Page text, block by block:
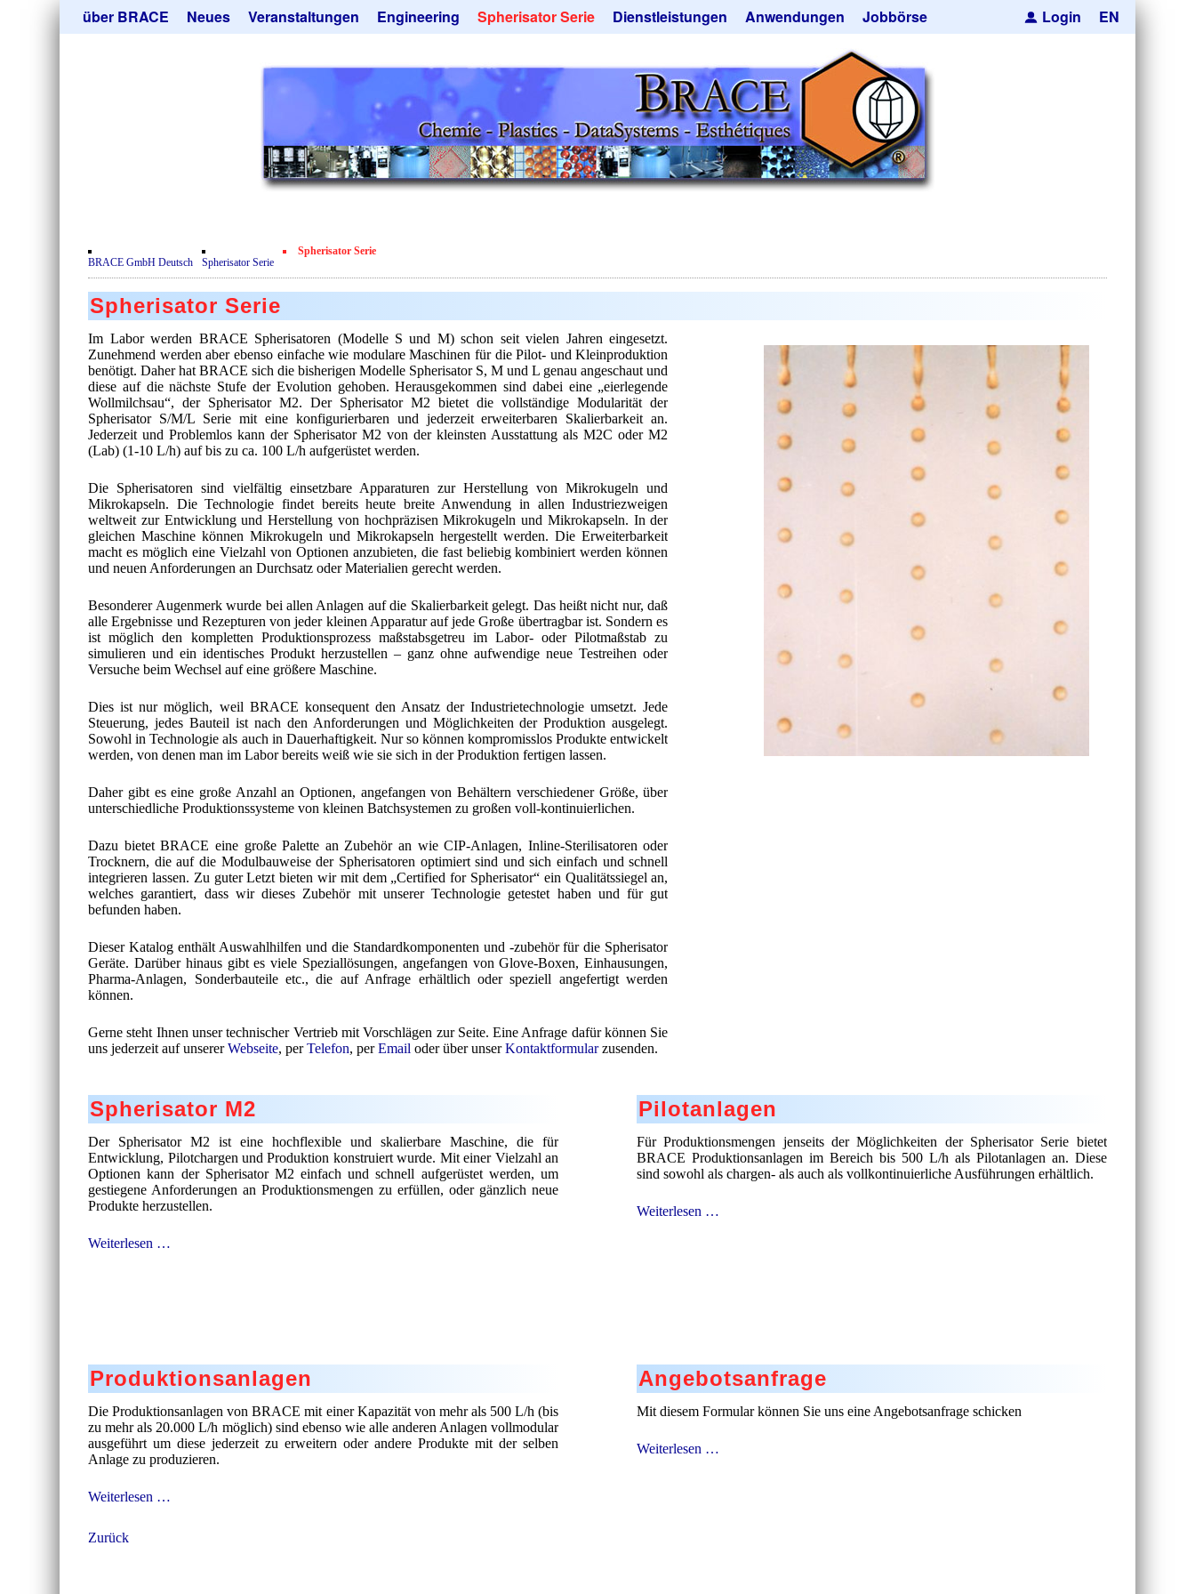
Navigation
überspringen
über BRACE
Kontakt
Neues Veranstaltungen Engineering
Heizkammern
Trockner
Sortieranlagen
Gebrauchte Maschinen - Angebote
Spherisator Serie
Pilotanlagen
Produktionsanlagen
Angebotsanfrage
Dienstleistungen
Mikrokapseln
Mikroverkapselung
Lohnfertigung
Mietanlagen
Anwendungen
Emulgatoren
Geschmacksmaskierung
Instant Kugeln
Katalysatorträger
Jobbörse Login EN
BRACE GmbH Deutsch Spherisator Serie
Spherisator Serie
Spherisator Serie
Im Labor werden BRACE Spherisatoren (Modelle S und M) schon seit vielen Jahren eingesetzt.
Zunehmend werden aber ebenso einfache wie modulare Maschinen für die Pilot- und Kleinproduktion
benötigt. Daher hat BRACE sich die bisherigen Modelle Spherisator S, M und L genau angeschaut und
diese auf die nächste Stufe der Evolution gehoben. Herausgekommen sind dabei eine „eierlegende
Wollmilchsau“, der Spherisator M2. Der Spherisator M2 bietet die vollständige Modularität der
Spherisator S/M/L Serie mit eine konfigurierbaren und jederzeit erweiterbaren Skalierbarkeit an.
Jederzeit und Problemlos kann der Spherisator M2 von der kleinsten Ausstattung als M2C oder M2
(Lab) (1-10 L/h) auf bis zu ca. 100 L/h aufgerüstet werden.
Die Spherisatoren sind vielfältig einsetzbare Apparaturen zur Herstellung von Mikrokugeln und
Mikrokapseln. Die Technologie findet bereits heute breite Anwendung in allen Industriezweigen
weltweit zur Entwicklung und Herstellung von hochpräzisen Mikrokugeln und Mikrokapseln. In der
gleichen Maschine können Mikrokugeln und Mikrokapseln hergestellt werden. Die Erweiterbarkeit
macht es möglich eine Vielzahl von Optionen anzubieten, die fast beliebig kombiniert werden können
und neuen Anforderungen an Durchsatz oder Materialien gerecht werden.
Besonderer Augenmerk wurde bei allen Anlagen auf die Skalierbarkeit gelegt. Das heißt nicht nur, daß
alle Ergebnisse und Rezepturen von jeder kleinen Apparatur auf jede Große übertragbar ist. Sondern es
ist möglich den kompletten Produktionsprozess maßstabsgetreu im Labor- oder Pilotmaßstab zu
simulieren und ein identisches Produkt herzustellen – ganz ohne aufwendige neue Testreihen oder
Versuche beim Wechsel auf eine größere Maschine.
Dies ist nur möglich, weil BRACE konsequent den Ansatz der Industrietechnologie umsetzt. Jede
Steuerung, jedes Bauteil ist nach den Anforderungen und Möglichkeiten der Produktion ausgelegt.
Sowohl in Technologie als auch in Dauerhaftigkeit. Nur so können kompromisslos Produkte entwickelt
werden, von denen man im Labor bereits weiß wie sie sich in der Produktion fertigen lassen.
Daher gibt es eine große Anzahl an Optionen, angefangen von Behältern verschiedener Größe, über
unterschiedliche Produktionssysteme von kleinen Batchsystemen zu großen voll-kontinuierlichen.
Dazu bietet BRACE eine große Palette an Zubehör an wie CIP-Anlagen, Inline-Sterilisatoren oder
Trocknern, die auf die Modulbauweise der Spherisatoren optimiert sind und sich einfach und schnell
integrieren lassen. Zu guter Letzt bieten wir mit dem „Certified for Spherisator“ ein Qualitätssiegel an,
welches garantiert, dass wir dieses Zubehör mit unserer Technologie getestet haben und für gut
befunden haben.
Dieser Katalog enthält Auswahlhilfen und die Standardkomponenten und -zubehör für die Spherisator
Geräte. Darüber hinaus gibt es viele Speziallösungen, angefangen von Glove-Boxen, Einhausungen,
Pharma-Anlagen, Sonderbauteile etc., die auf Anfrage erhältlich oder speziell angefertigt werden
können.
Gerne steht Ihnen unser technischer Vertrieb mit Vorschlägen zur Seite. Eine Anfrage dafür können Sie
uns jederzeit auf unsererWebseite, perTelefon, perEmail oder über unserKontaktformularzusenden.
Spherisator M2
Der Spherisator M2 ist eine hochflexible und skalierbare Maschine, die für
Entwicklung, Pilotchargen und Produktion konstruiert wurde. Mit einer Vielzahl an
Optionen kann der Spherisator M2 einfach und schnell aufgerüstet werden, um
gestiegene Anforderungen an Produktionsmengen zu erfüllen, oder gänzlich neue
Produkte herzustellen.
Weiterlesen …
Pilotanlagen
Für Produktionsmengen jenseits der Möglichkeiten der Spherisator Serie bietet
BRACE Produktionsanlagen im Bereich bis 500 L/h als Pilotanlagen an. Diese
sind sowohl als chargen- als auch als vollkontinuierliche Ausführungen erhältlich.
Weiterlesen …
Produktionsanlagen
Die Produktionsanlagen von BRACE mit einer Kapazität von mehr als 500 L/h (bis
zu mehr als 20.000 L/h möglich) sind ebenso wie alle anderen Anlagen vollmodular
ausgeführt um diese jederzeit zu erweitern oder andere Produkte mit der selben
Anlage zu produzieren.
Weiterlesen …
Angebotsanfrage
Mit diesem Formular können Sie uns eine Angebotsanfrage schicken
Weiterlesen …
Zurück